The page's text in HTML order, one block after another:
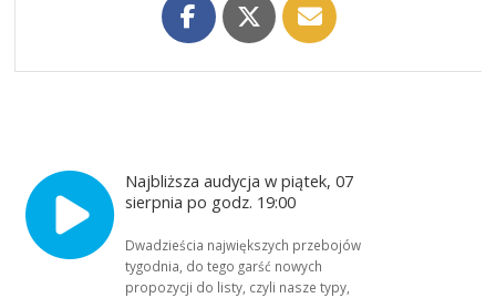
Najbliższa audycja w piątek, 07
sierpnia po godz. 19:00
Dwadzieścia największych przebojów
tygodnia, do tego garść nowych
propozycji do listy, czyli nasze typy,